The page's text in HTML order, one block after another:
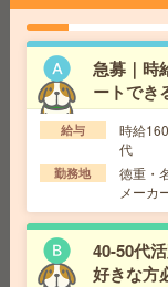
歩1分
【時給1600円＊
ぽちぽち＊デー
時給1600円
0分×月21日＝252,000
全額支給
勤務地 伏見駅徒歩4
らのアクセスも便利で
急募｜時
ートでき
給与
時給
代
勤務地
徳重・
メーカ
料で借
40-50代
好きな方